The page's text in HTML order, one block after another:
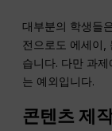
대부분의 학생들
전으로도 에세이,
습니다. 다만 과
는 예외입니다.
콘텐츠 제